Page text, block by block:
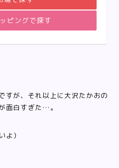
ピングで探す
すが、それ以上に大沢たかおの
面白すぎた…。
よ）